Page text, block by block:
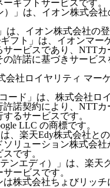
ギフトサービスです。
」は、イオン株式会社
は、イオン株式会社の登
フト」は、イオンマー
ービスであり、NTTカ
の許諾に基づきサービス
会社ロイヤリティ マー
ード」は、株式会社ロ
諾契約により、NTTカ
るサービスです。
LLC の商標です。
、楽天Edy株式会社と
リューション株式会社
です。
ンエディ）」は、楽天
ービスです。
株式会社ちょびリッチ